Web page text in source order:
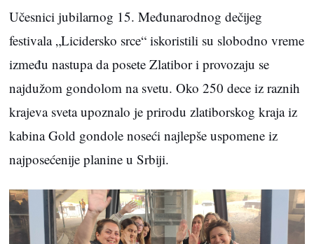
Učesnici jubilarnog 15. Međunarodnog dečijeg
festivala „Licidersko srce“ iskoristili su slobodno vreme
između nastupa da posete Zlatibor i provozaju se
najdužom gondolom na svetu. Oko 250 dece iz raznih
krajeva sveta upoznalo je prirodu zlatiborskog kraja iz
kabina Gold gondole noseći najlepše uspomene iz
najposećenije planine u Srbiji.